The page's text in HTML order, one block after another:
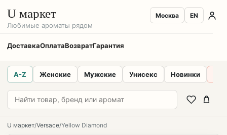
U маркет
Любимые ароматы рядом
ДоставкаОплатаВозвратГарантия
Москва EN
A-Z Женские Мужские Унисекс Новинки
U маркет/Versace/Yellow Diamond